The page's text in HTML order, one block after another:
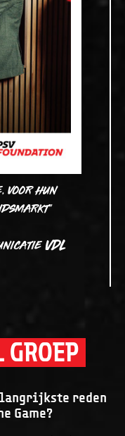
voor hun
VDL
reden
Game?